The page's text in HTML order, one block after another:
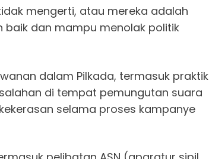
mengerti, atau mereka adalah
baik dan mampu menolak politik
dalam Pilkada, termasuk praktik
di tempat pemungutan suara
selama proses kampanye